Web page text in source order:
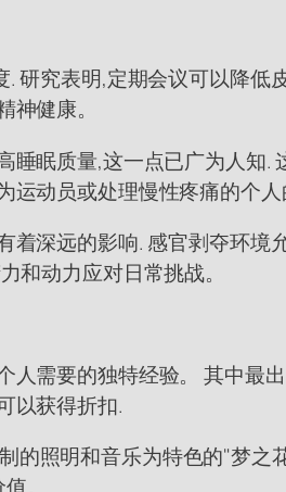
研究表明,定期会议可以降
健康。
眠质量,这一点已广为人知
运动员或处理慢性疼痛的个
深远的影响. 感官剥夺环
和动力应对日常挑战。
需要的独特经验。 其中最
以获得折扣.
的照明和音乐为特色的"梦